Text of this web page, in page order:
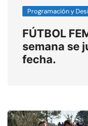
Programación y
FÚTBOL
semana se
fecha.